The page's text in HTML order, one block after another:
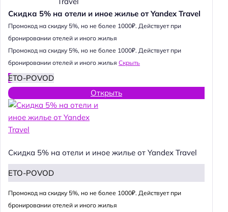
Скидка 5% на отели и иное жилье от Yandex Travel
Промокод на скидку 5%, но не более 1000₽. Действует при
бронировании отелей и иного жилья
Промокод на скидку 5%, но не более 1000₽. Действует при
бронировании отелей и иного жилья Скрыть
ETO-POVOD
Открыть
Скидка 5% на отели и иное жилье от Yandex Travel
ETO-POVOD
Промокод на скидку 5%, но не более 1000₽. Действует при
бронировании отелей и иного жилья